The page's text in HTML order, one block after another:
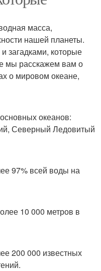
масса,
нашей планеты.
загадками, которые
мы расскажем вам о
о мировом океане,
океанов:
Северный Ледовитый
97% всей воды на
10 000 метров в
200 000 известных